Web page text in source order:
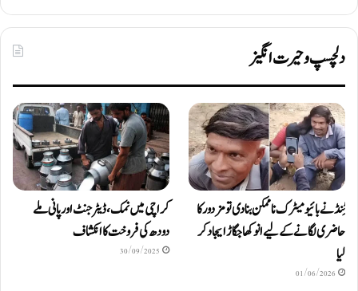
دلچسپ و حیرت انگیز
ٹِنڈ نے بائیومیٹرک ناممکن بنا دی تو مزدور کا
حاضری لگانے کے لیے انوکھا جگاڑ ایجاد کر
لیا
01/06/2026
کراچی میں نمک، ڈیٹرجنٹ اور پانی ملے
دودھ کی فروخت کا انکشاف
30/09/2025